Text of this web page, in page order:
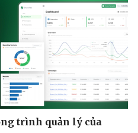
trình quản lý của